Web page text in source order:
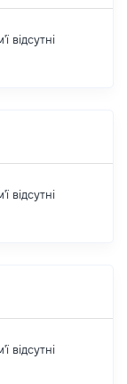
відсутні
відсутні
відсутні